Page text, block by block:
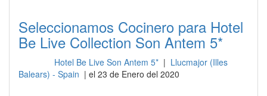
Seleccionamos Cocinero para Hotel
Be Live Collection Son Antem 5*
Hotel Be Live Son Antem 5* | Llucmajor (Illes
Balears) - Spain | el 23 de Enero del 2020